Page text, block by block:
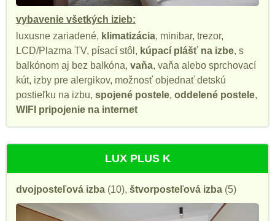
vybavenie všetkých izieb:
luxusne zariadené, klimatizácia, minibar, trezor,
LCD/Plazma TV, písací stôl, kúpací plášť na izbe, s
balkónom aj bez balkóna, vaňa, vaňa alebo sprchovací
kút, izby pre alergikov, možnosť objednať detskú
postieľku na izbu, spojené postele, oddelené postele,
WIFI pripojenie na internet
LUX PLUS K
dvojposteľová izba (10), štvorposteľová izba (5)